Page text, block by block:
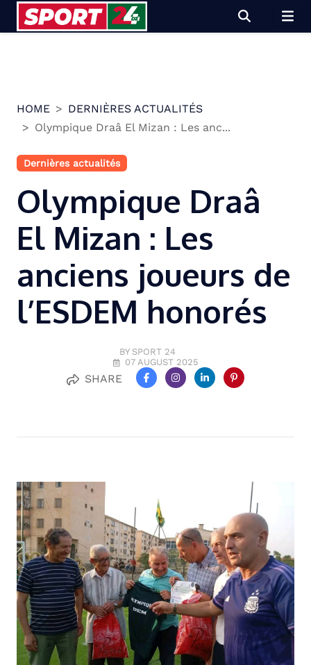
HOME
DERNIÈRES ACTUALITÉS
Olympique Draâ El Mizan : Les anc...
Dernières actualités
Olympique Draâ
El Mizan : Les
anciens joueurs de
l’ESDEM honorés
BY SPORT 24
07 AUGUST 2025
SHARE